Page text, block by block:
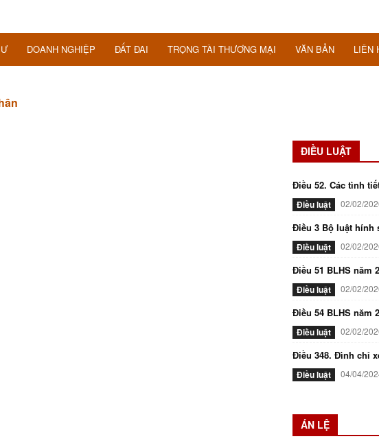
DOANH NGHIỆP ĐẤT ĐAI TRỌNG TÀI THƯƠNG MẠI VĂN BẢN LIÊN
ĐIỀU LUẬT
Điều 52. Các tình
Điều luật 02/02/
Điều 3 Bộ luật hính
Điều luật 02/02/
Điều 51 BLHS năm
Điều luật 02/02/
Điều 54 BLHS năm
Điều luật 02/02/
Điều 348. Đình chỉ
Điều luật 04/04/
ÁN LỆ